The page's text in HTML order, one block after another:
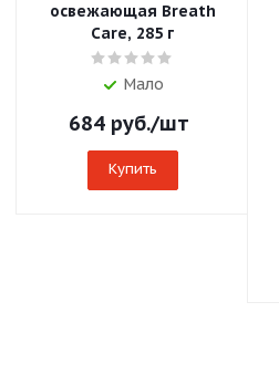
освежающая Breath
Care, 285 г
Мало
684руб./шт
Купить